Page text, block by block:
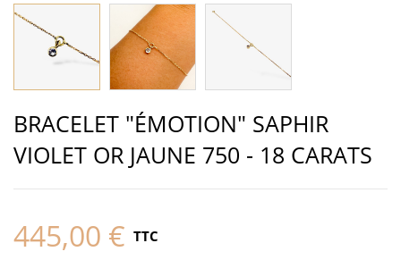
BRACELET "ÉMOTION" SAPHIR
VIOLET OR JAUNE 750 - 18 CARATS
445,00 € TTC